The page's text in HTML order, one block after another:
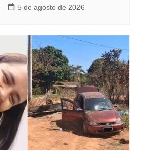
5 de agosto de 2026